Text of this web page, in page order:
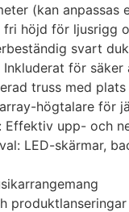
(kan anpassas
fri höjd för ljusrigg
svart
Inkluderat för
truss med
högtalare för
Effektiv upp- och
LED-skärmar,
produktlanseringar